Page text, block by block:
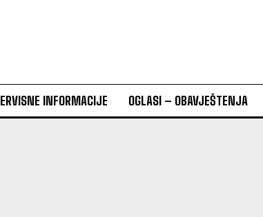
INFORMACIJE OGLASI – OBAVJEŠTENJA